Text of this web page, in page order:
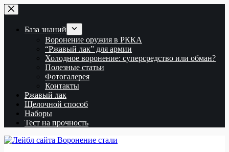
Перейти
к
База знаний
Воронение оружия в РККА
“Ржавый лак” для армии
Холодное воронение: суперсредство или обман?
Полезные статьи
Фотогалерея
Контакты
Ржавый лак
Щелочной способ
Наборы
Тест на прочность